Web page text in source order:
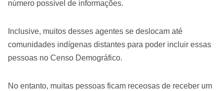
número possível de informações.
Inclusive, muitos desses agentes se deslocam até
comunidades indígenas distantes para poder incluir essas
pessoas no Censo Demográfico.
No entanto, muitas pessoas ficam receosas de receber um